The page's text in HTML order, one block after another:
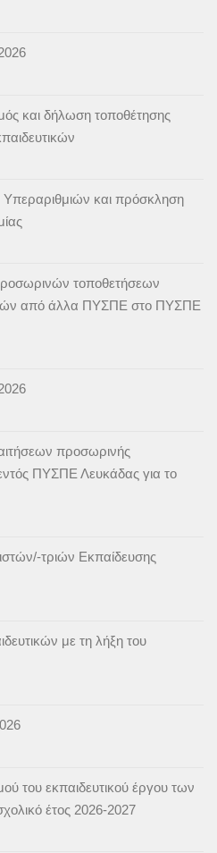
και δήλωση τοποθέτησης
Υπεραριθμιών και πρόσκληση
τοποθετήσεων
από άλλα ΠΥΣΠΕ στο ΠΥΣΠΕ
προσωρινής
ΠΥΣΠΕ Λευκάδας για το
τριών Εκπαίδευσης
με τη λήξη του
του εκπαιδευτικού έργου των
έτος 2026-2027